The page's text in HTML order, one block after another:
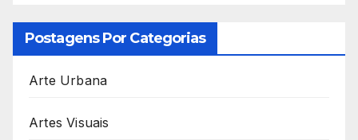
Postagens Por Categorias
Arte Urbana
Artes Visuais